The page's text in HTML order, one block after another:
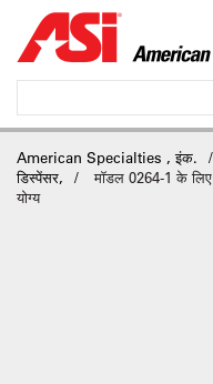
American Specialties , इंक.
डिस्पेंसर,
मॉडल 0264-1 के
योग्य